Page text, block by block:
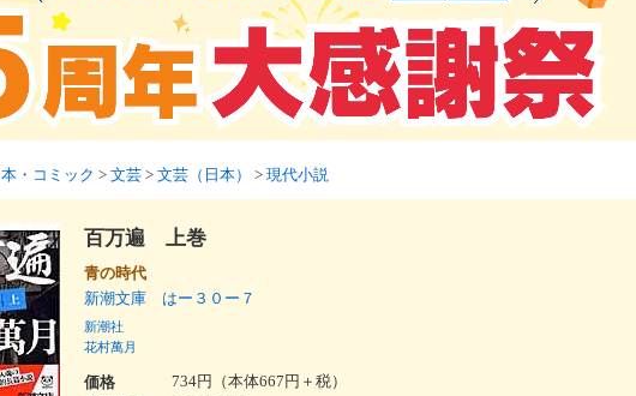
本・コミック > 文芸 > 文芸（日本） > 現代小説
百万遍 上巻
青の時代
新潮文庫 はー３０ー７
新潮社
花村萬月
価格
734円（本体667円＋税）